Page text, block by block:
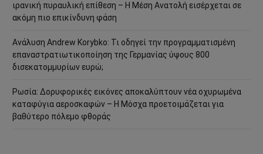
ιρανική πυραυλική επίθεση – Η Μέση Ανατολή εισέρχεται σε
ακόμη πιο επικίνδυνη φάση
Ανάλυση Andrew Korybko: Τι οδηγεί την προγραμματισμένη
επαναστρατιωτικοποίηση της Γερμανίας ύψους 800
δισεκατομμυρίων ευρώ;
Ρωσία: Δορυφορικές εικόνες αποκαλύπτουν νέα οχυρωμένα
καταφύγια αεροσκαφών – Η Μόσχα προετοιμάζεται για
βαθύτερο πόλεμο φθοράς